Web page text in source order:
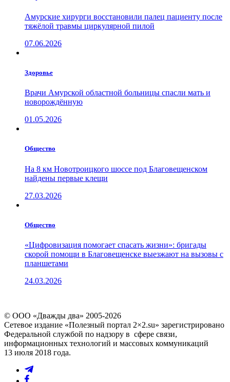
Амурские хирурги восстановили палец пациенту после
тяжёлой травмы циркулярной пилой
07.06.2026
Здоровье
Врачи Амурской областной больницы спасли мать и
новорождённую
01.05.2026
Общество
На 8 км Новотроицкого шоссе под Благовещенском
найдены первые клещи
27.03.2026
Общество
«Цифровизация помогает спасать жизни»: бригады
скорой помощи в Благовещенске выезжают на вызовы с
планшетами
24.03.2026
© ООО «Дважды два» 2005-2026
Сетевое издание «Полезный портал 2×2.su» зарегистрировано
Федеральной службой по надзору в сфере связи,
информационных технологий и массовых коммуникаций
13 июля 2018 года.